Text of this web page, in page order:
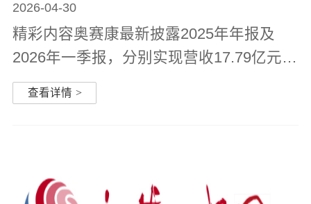
2026-04-30
精彩内容奥赛康最新披露2025年年报及
2026年一季报，分别实现营收17.79亿元
（+0.08%）和4.82亿元、归母净利润2.37
亿元（+47.6%）和8447万元
年来，公司研发管线快...
查看详情 >